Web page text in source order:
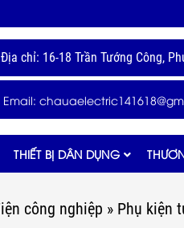
Địa chỉ: 16-18 Trần Tướng Công,
Email:
THIẾT BỊ DÂN DỤNG
công nghiệp » Phụ kiện